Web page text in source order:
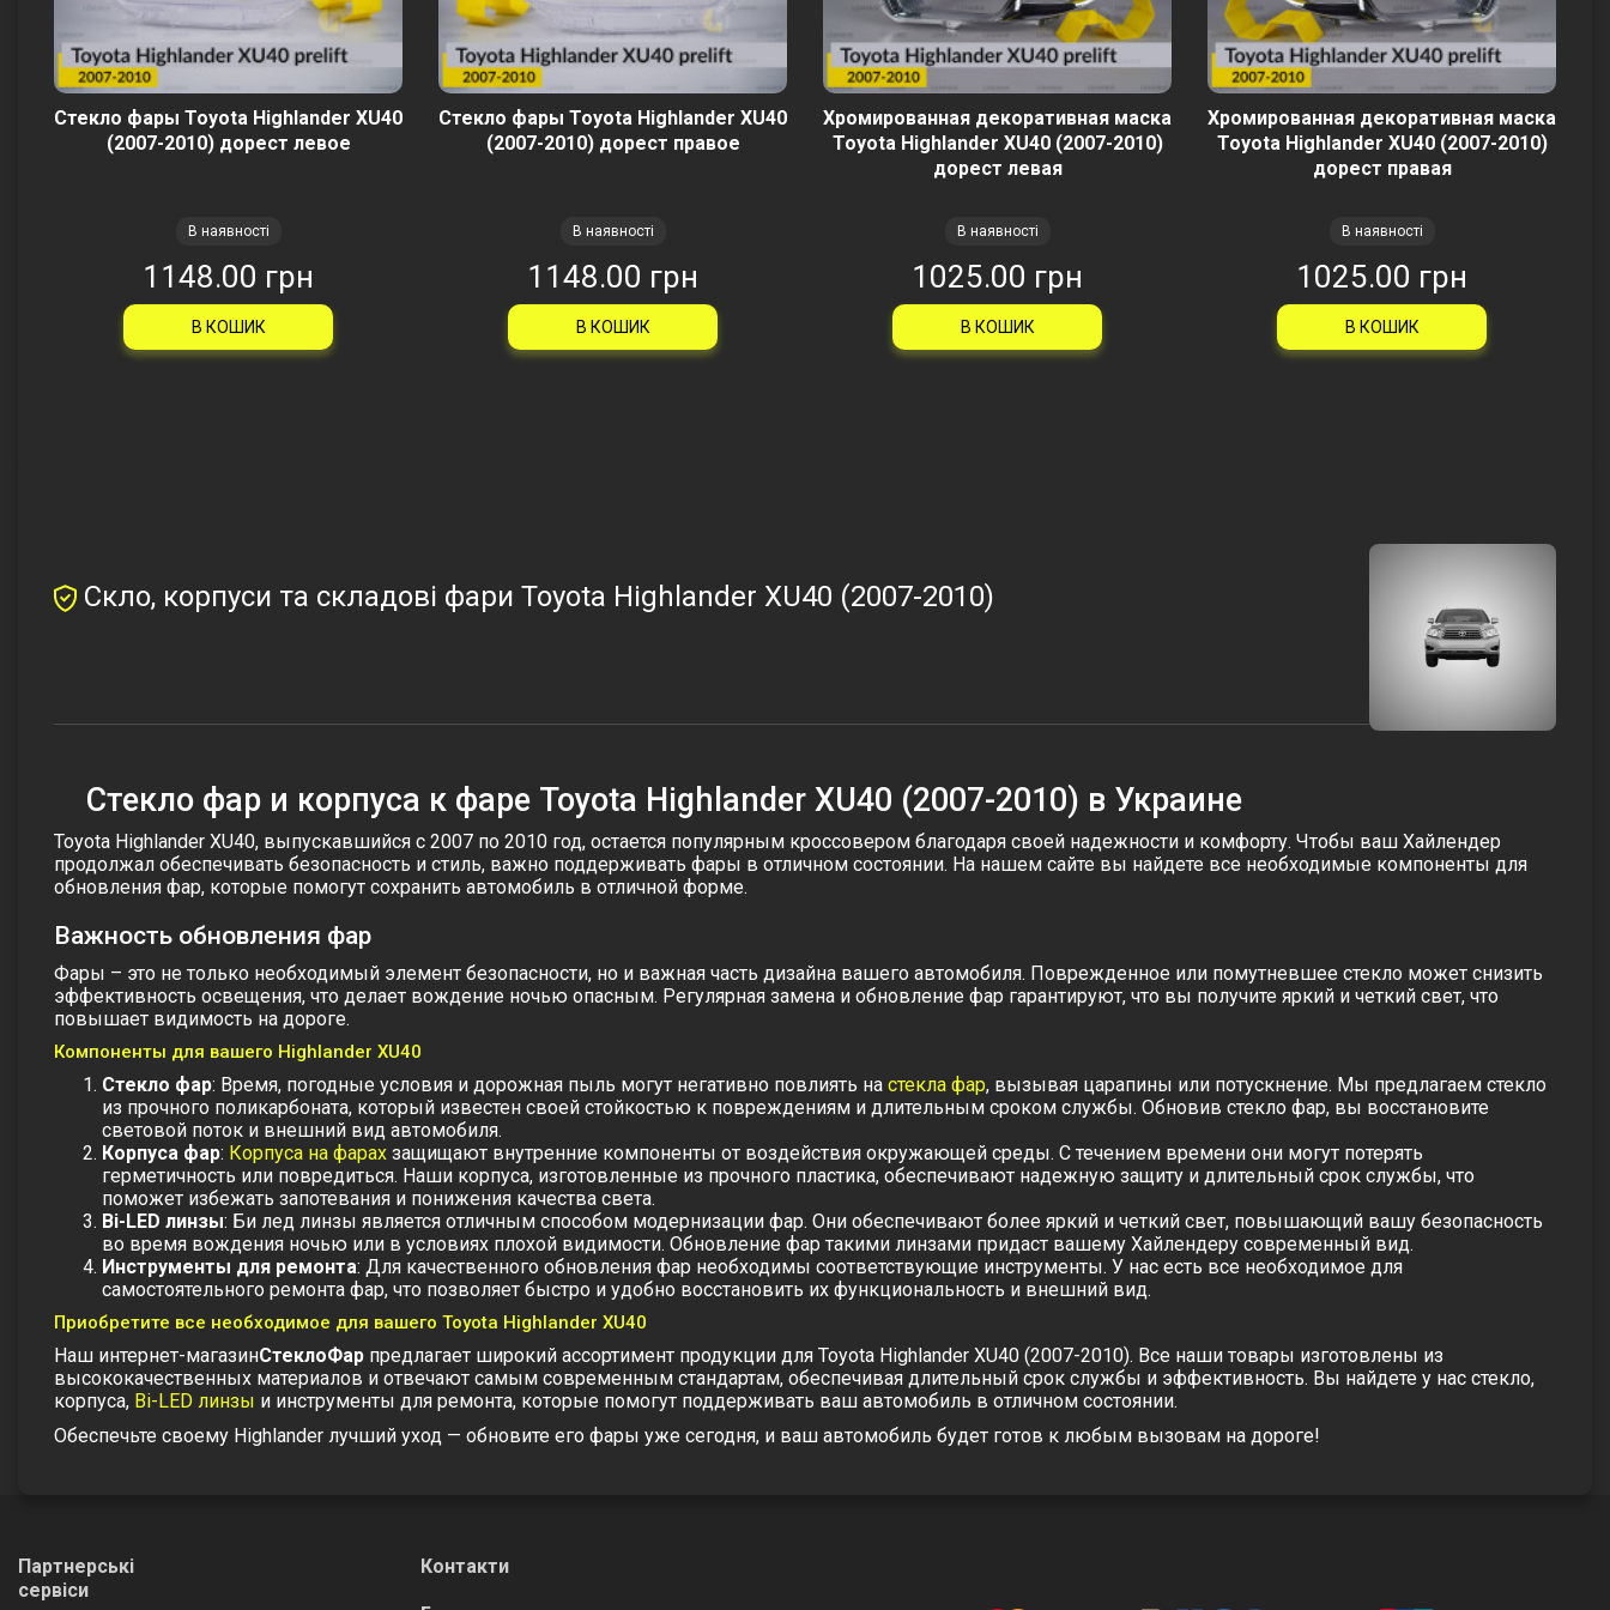
Стекло фары Toyota Highlander XU40
(2007-2010) дорест левое
В наявності
1148.00 грн
В КОШИК
Стекло фары Toyota Highlander XU40
(2007-2010) дорест правое
В наявності
1148.00 грн
В КОШИК
Хромированная декоративная маска
Toyota Highlander XU40 (2007-2010)
дорест левая
В наявності
1025.00 грн
В КОШИК
Хромированная декоративная маска
Toyota Highlander XU40 (2007-2010)
дорест правая
В наявності
1025.00 грн
В КОШИК
Скло, корпуси та складові фари Toyota Highlander XU40 (2007-2010)
Стекло фар и корпуса к фаре Toyota Highlander XU40 (2007-2010) в Украине
Toyota Highlander XU40, выпускавшийся с 2007 по 2010 год, остается популярным кроссовером благодаря своей надежности и комфорту. Чтобы ваш Хайлендер
продолжал обеспечивать безопасность и стиль, важно поддерживать фары в отличном состоянии. На нашем сайте вы найдете все необходимые компоненты для
обновления фар, которые помогут сохранить автомобиль в отличной форме.
Важность обновления фар
Фары – это не только необходимый элемент безопасности, но и важная часть дизайна вашего автомобиля. Поврежденное или помутневшее стекло может снизить
эффективность освещения, что делает вождение ночью опасным. Регулярная замена и обновление фар гарантируют, что вы получите яркий и четкий свет, что
повышает видимость на дороге.
Компоненты для вашего Highlander XU40
Стекло фар: Время, погодные условия и дорожная пыль могут негативно повлиять на стекла фар, вызывая царапины или потускнение. Мы предлагаем стекло
из прочного поликарбоната, который известен своей стойкостью к повреждениям и длительным сроком службы. Обновив стекло фар, вы восстановите
световой поток и внешний вид автомобиля.
Корпуса фар: Корпуса на фарах защищают внутренние компоненты от воздействия окружающей среды. С течением времени они могут потерять
герметичность или повредиться. Наши корпуса, изготовленные из прочного пластика, обеспечивают надежную защиту и длительный срок службы, что
поможет избежать запотевания и понижения качества света.
Bi-LED линзы: Би лед линзы является отличным способом модернизации фар. Они обеспечивают более яркий и четкий свет, повышающий вашу безопасность
во время вождения ночью или в условиях плохой видимости. Обновление фар такими линзами придаст вашему Хайлендеру современный вид.
Инструменты для ремонта: Для качественного обновления фар необходимы соответствующие инструменты. У нас есть все необходимое для
самостоятельного ремонта фар, что позволяет быстро и удобно восстановить их функциональность и внешний вид.
Приобретите все необходимое для вашего Toyota Highlander XU40
Наш интернет-магазинСтеклоФар предлагает широкий ассортимент продукции для Toyota Highlander XU40 (2007-2010). Все наши товары изготовлены из
высококачественных материалов и отвечают самым современным стандартам, обеспечивая длительный срок службы и эффективность. Вы найдете у нас стекло,
корпуса, Bi-LED линзы и инструменты для ремонта, которые помогут поддерживать ваш автомобиль в отличном состоянии.
Обеспечьте своему Highlander лучший уход — обновите его фары уже сегодня, и ваш автомобиль будет готов к любым вызовам на дороге!
Партнерські
сервіси
Контакти